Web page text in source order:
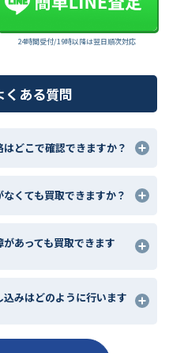
24時間受付/19時以降は翌日順次対応
ある質問
どこで確認できますか？
くても買取できますか？
あっても買取できます
みはどのように行います